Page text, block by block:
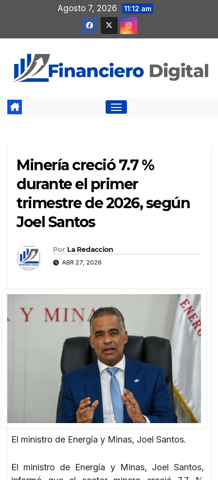
contenido
Agosto 7, 2026 11:12 am
Minería creció 7.7 %
durante el primer
trimestre de 2026, según
Joel Santos
Por La Redaccion
ABR 27, 2026
El ministro de Energía y Minas, Joel Santos.
El ministro de Energía y Minas, Joel Santos,